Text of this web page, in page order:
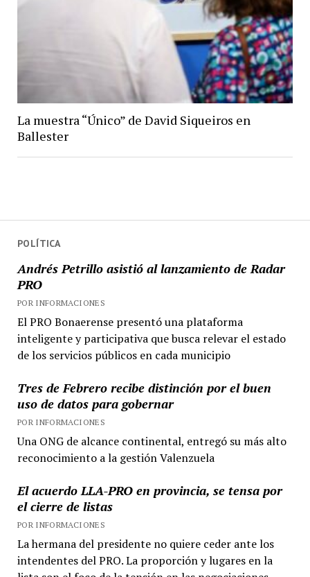
POLÍTICA
Andrés Petrillo asistió al lanzamiento de Radar
PRO
POR INFORMACIONES
El PRO Bonaerense presentó una plataforma
inteligente y participativa que busca relevar el estado
de los servicios públicos en cada municipio
Tres de Febrero recibe distinción por el buen
uso de datos para gobernar
POR INFORMACIONES
Una ONG de alcance continental, entregó su más alto
reconocimiento a la gestión Valenzuela
El acuerdo LLA-PRO en provincia, se tensa por
el cierre de listas
POR INFORMACIONES
La hermana del presidente no quiere ceder ante los
intendentes del PRO. La proporción y lugares en la
La muestra “Único” de David Siqueiros en
Ballester